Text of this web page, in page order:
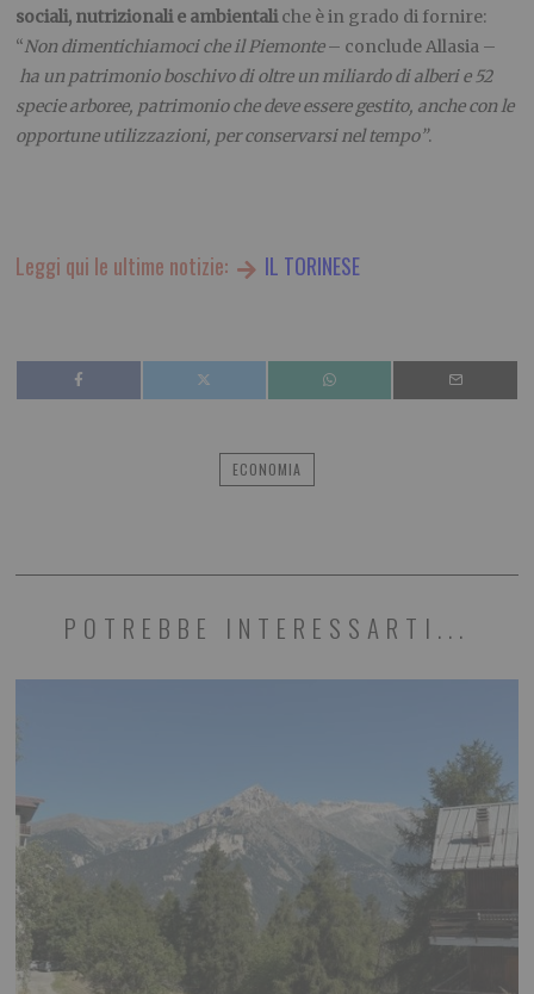
sociali, nutrizionali e ambientaliche è in grado di fornire:
“Non dimentichiamoci che il Piemonte– conclude Allasia –
ha un patrimonio boschivo di oltre un miliardo di alberi e 52
specie arboree, patrimonio che deve essere gestito, anche con le
opportune utilizzazioni, per conservarsi nel tempo”.
Leggi qui le ultime notizie: IL TORINESE
ECONOMIA
POTREBBE INTERESSARTI...